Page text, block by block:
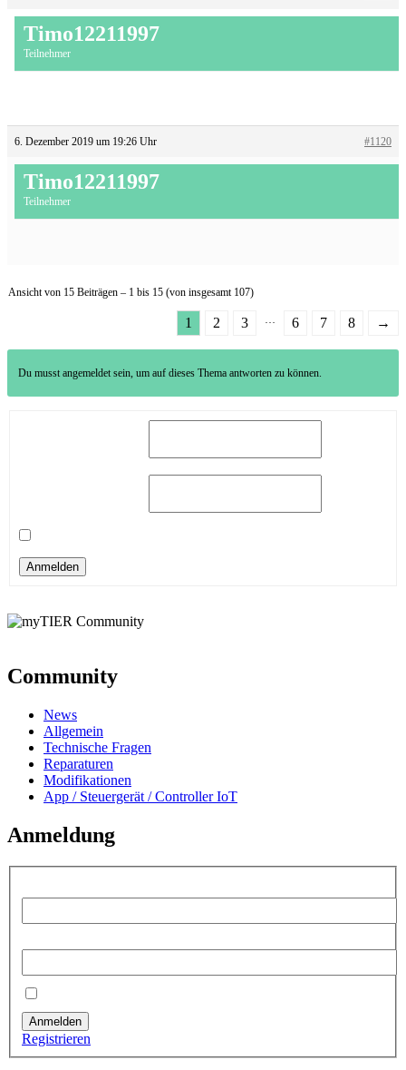
Timo12211997
Teilnehmer
6. Dezember 2019 um 19:26 Uhr #1120
Timo12211997
Teilnehmer
Ansicht von 15 Beiträgen – 1 bis 15 (von insgesamt 107)
1 2 3 … 6 7 8 →
Du musst angemeldet sein, um auf dieses Thema antworten zu können.
Anmelden
Community
News
Allgemein
Technische Fragen
Reparaturen
Modifikationen
App / Steuergerät / Controller IoT
Anmeldung
Anmelden
Registrieren